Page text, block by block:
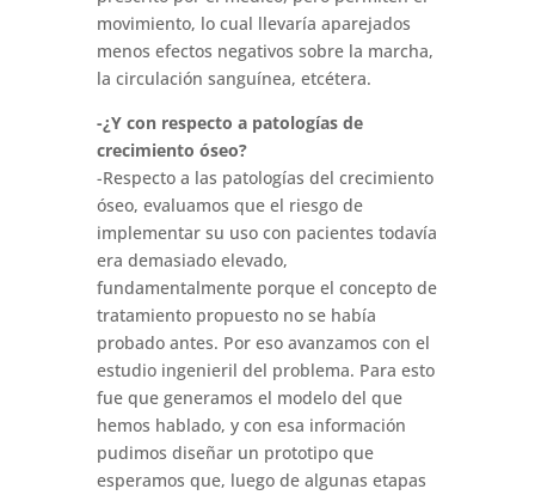
movimiento, lo cual llevaría aparejados
menos efectos negativos sobre la marcha,
la circulación sanguínea, etcétera.
-¿Y con respecto a patologías de
crecimiento óseo?
-Respecto a las patologías del crecimiento
óseo, evaluamos que el riesgo de
implementar su uso con pacientes todavía
era demasiado elevado,
fundamentalmente porque el concepto de
tratamiento propuesto no se había
probado antes. Por eso avanzamos con el
estudio ingenieril del problema. Para esto
fue que generamos el modelo del que
hemos hablado, y con esa información
pudimos diseñar un prototipo que
esperamos que, luego de algunas etapas